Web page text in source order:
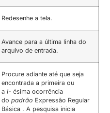
Redesenhe a tela.
Avance para a última linha do
arquivo de entrada.
Procure adiante até que seja
encontrada a primeira ou
ai- ésima ocorrência
dopadrão Expressão Regular
Básica . A pesquisa inicia